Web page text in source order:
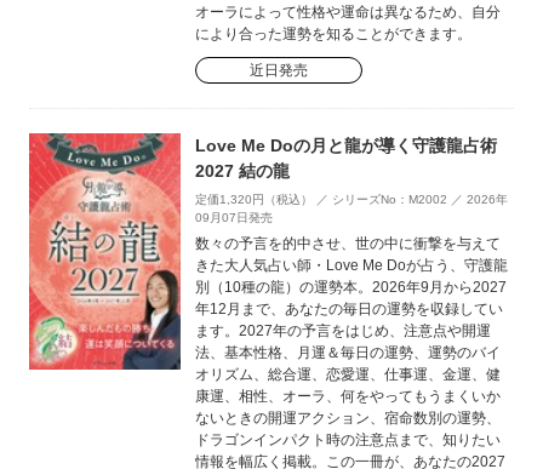
オーラによって性格や運命は異なるため、自分
により合った運勢を知ることができます。
近日発売
Love Me Doの月と龍が導く守護龍占術
2027 結の龍
定価1,320円（税込） ／ シリーズNo：M2002 ／ 2026年
09月07日発売
数々の予言を的中させ、世の中に衝撃を与えて
きた大人気占い師・Love Me Doが占う、守護龍
別（10種の龍）の運勢本。2026年9月から2027
年12月まで、あなたの毎日の運勢を収録してい
ます。2027年の予言をはじめ、注意点や開運
法、基本性格、月運＆毎日の運勢、運勢のバイ
オリズム、総合運、恋愛運、仕事運、金運、健
康運、相性、オーラ、何をやってもうまくいか
ないときの開運アクション、宿命数別の運勢、
ドラゴンインパクト時の注意点まで、知りたい
情報を幅広く掲載。この一冊が、あなたの2027